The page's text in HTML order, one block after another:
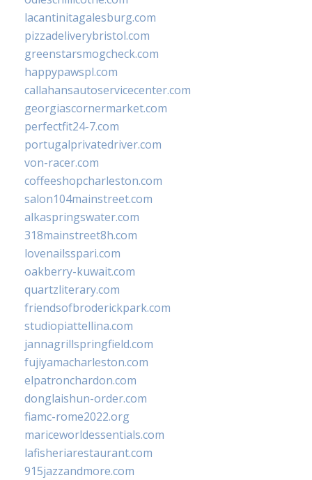
lacantinitagalesburg.com
pizzadeliverybristol.com
greenstarsmogcheck.com
happypawspl.com
callahansautoservicecenter.com
georgiascornermarket.com
perfectfit24-7.com
portugalprivatedriver.com
von-racer.com
coffeeshopcharleston.com
salon104mainstreet.com
alkaspringswater.com
318mainstreet8h.com
lovenailsspari.com
oakberry-kuwait.com
quartzliterary.com
friendsofbroderickpark.com
studiopiattellina.com
jannagrillspringfield.com
fujiyamacharleston.com
elpatronchardon.com
donglaishun-order.com
fiamc-rome2022.org
mariceworldessentials.com
lafisheriarestaurant.com
915jazzandmore.com